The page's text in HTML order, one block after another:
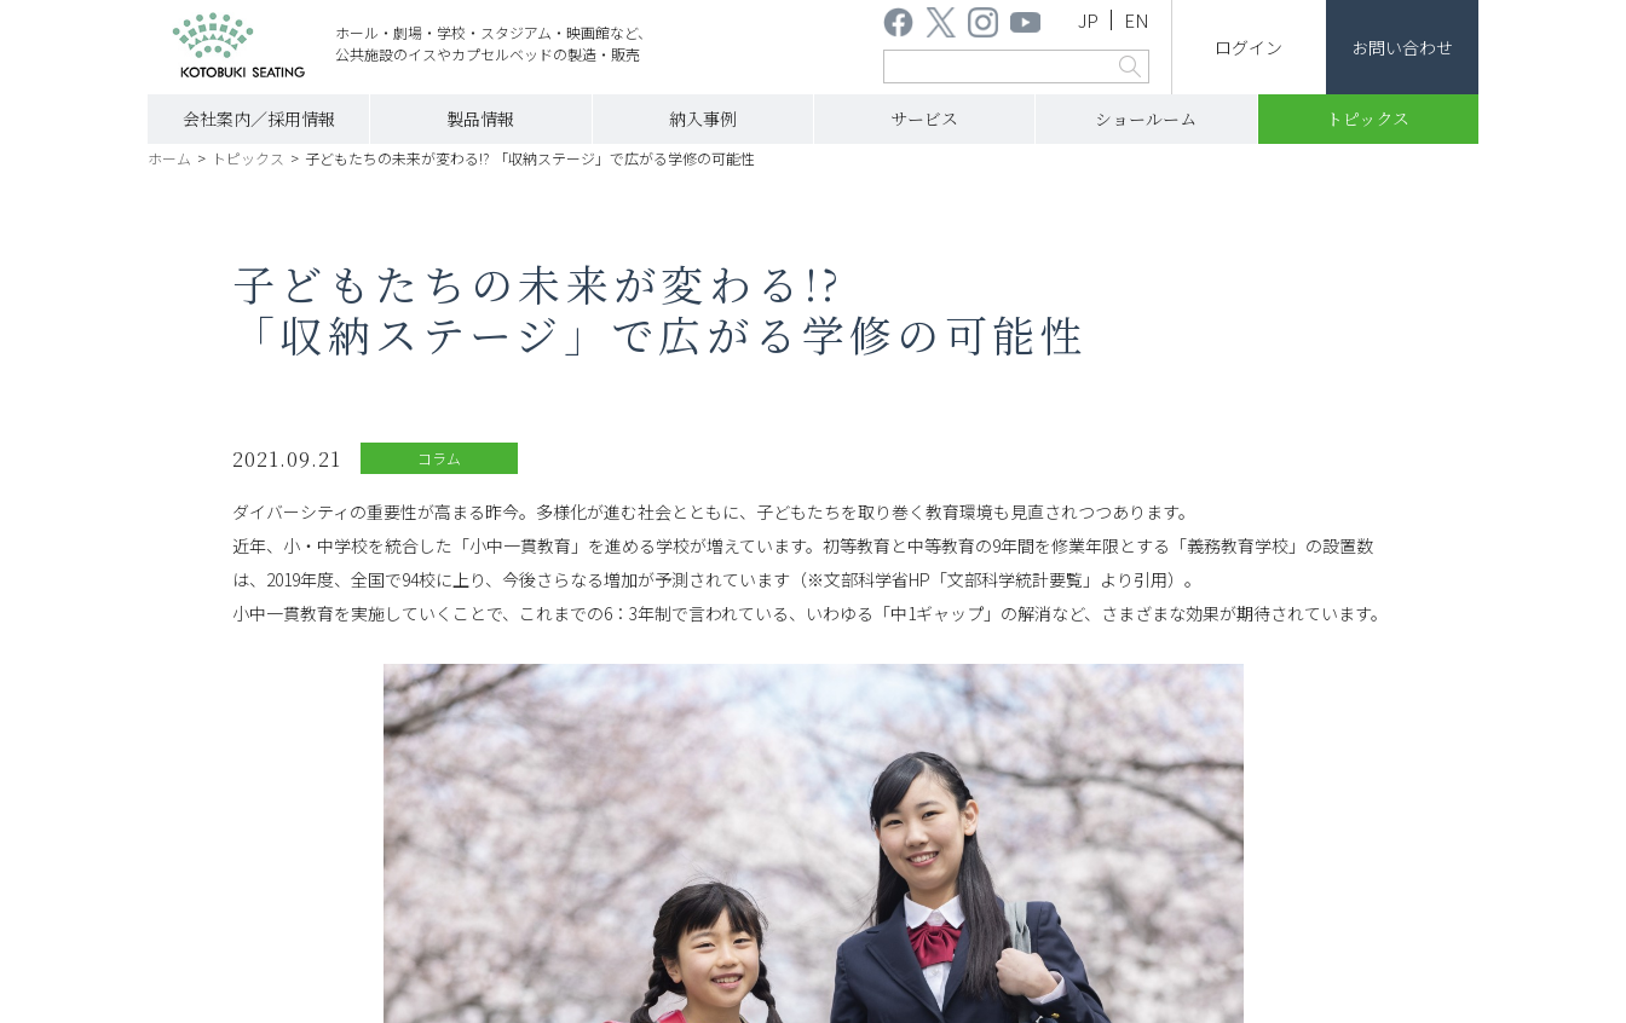
ホール・劇場・学校・スタジアム・映画館など、
公共施設のイスやカプセルベッドの製造・販売
ログイン お問い合わせ
JP EN
会社案内／採用情報 製品情報 納入事例 サービス ショールーム トピックス
ホーム > トピックス > 子どもたちの未来が変わる!? 「収納ステージ」で広がる学修の可能性
子どもたちの未来が変わる!?
「収納ステージ」で広がる学修の可能性
2021.09.21 コラム
ダイバーシティの重要性が高まる昨今。多様化が進む社会とともに、子どもたちを取り巻く教育環境も見直されつつあります。
近年、小・中学校を統合した「小中一貫教育」を進める学校が増えています。初等教育と中等教育の9年間を修業年限とする「義務教育学校」の設置数
は、2019年度、全国で94校に上り、今後さらなる増加が予測されています（※文部科学省HP「文部科学統計要覧」より引用）。
小中一貫教育を実施していくことで、これまでの6：3年制で言われている、いわゆる「中1ギャップ」の解消など、さまざまな効果が期待されています。